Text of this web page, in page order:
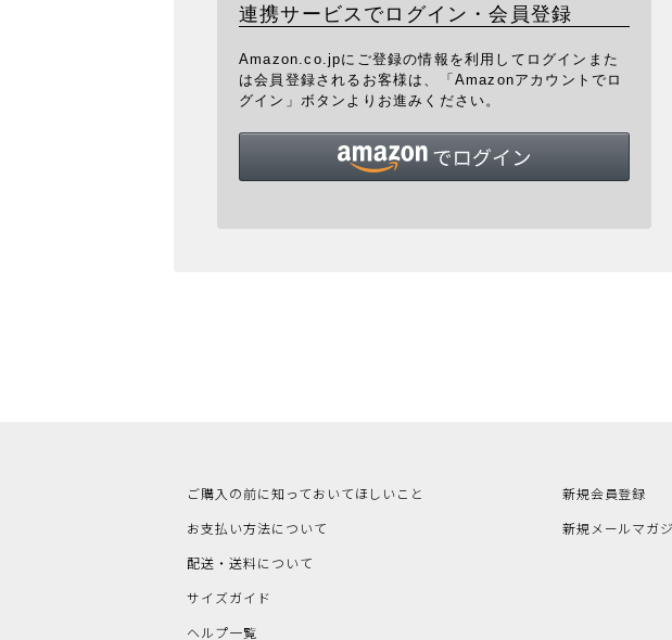
連携サービスでログイン・会員登録
Amazon.co.jpにご登録の情報を利用してログインまた
は会員登録されるお客様は、「Amazonアカウントでロ
グイン」ボタンよりお進みください。
ご購入の前に知っておいてほしいこと
お支払い方法について
配送・送料について
サイズガイド
ヘルプ一覧
新規会員登録
新規メールマガ